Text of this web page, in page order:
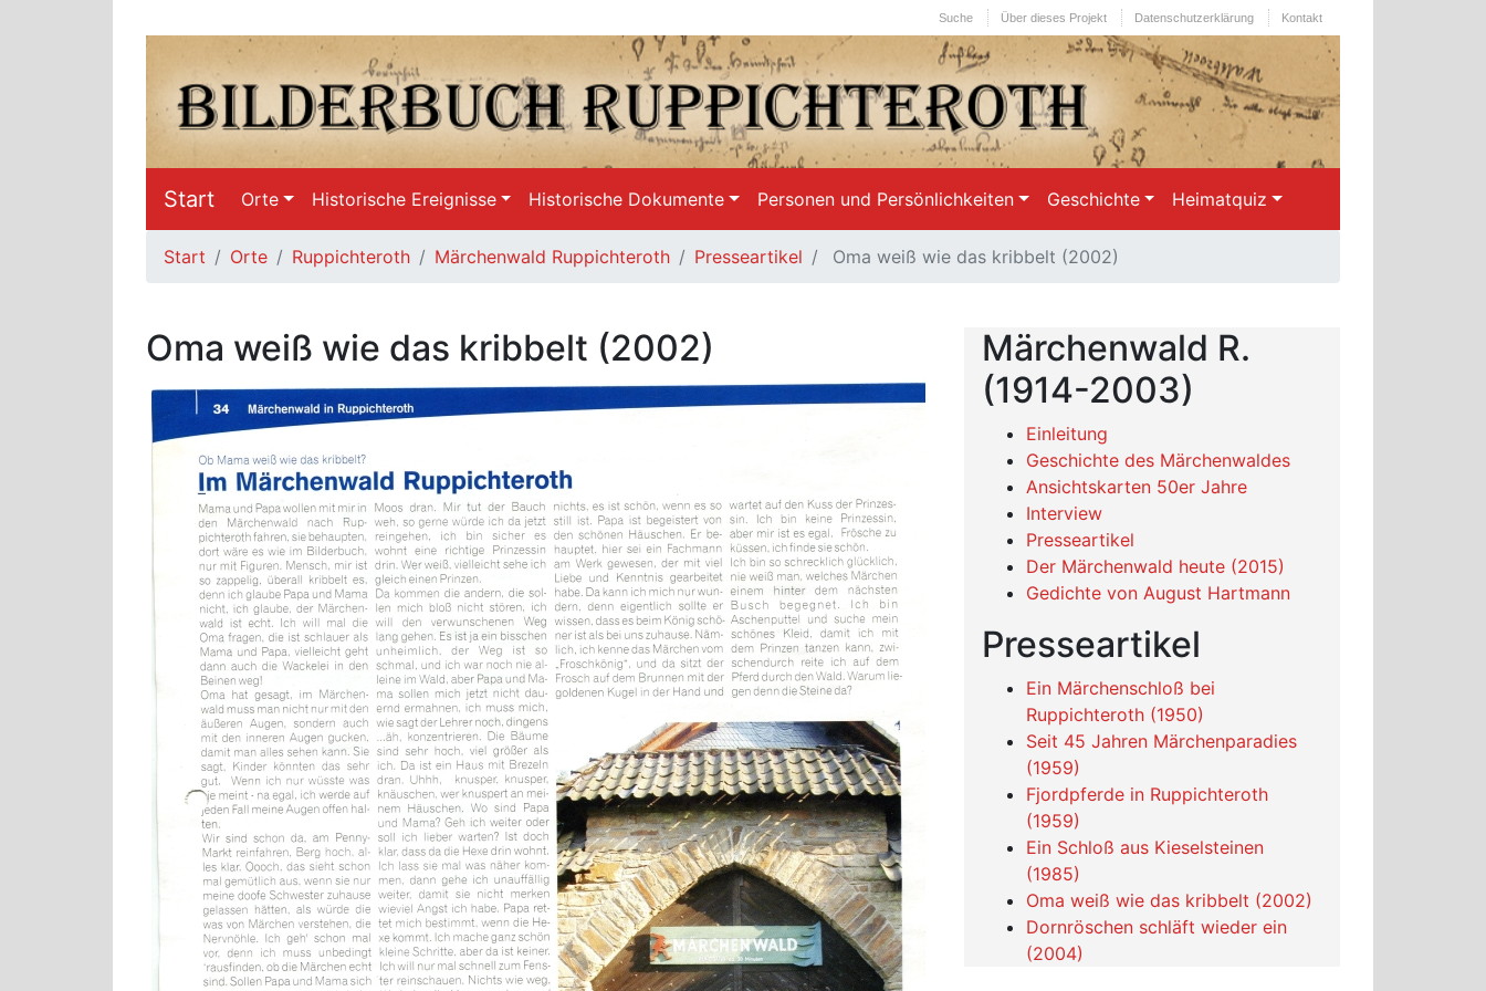
Kontakt
Datenschutzerklärung
Über dieses Projekt
Suche
Start Orte Historische Ereignisse Historische Dokumente Personen und Persönlichkeiten Geschichte Heimatquiz
Start Orte Ruppichteroth Märchenwald Ruppichteroth Presseartikel Oma weiß wie das kribbelt (2002)
Oma weiß wie das kribbelt (2002)
Märchenwald R.
(1914-2003)
Einleitung
Geschichte des Märchenwaldes
Ansichtskarten 50er Jahre
Interview
Presseartikel
Der Märchenwald heute (2015)
Gedichte von August Hartmann
Presseartikel
Ein Märchenschloß bei
Ruppichteroth (1950)
Seit 45 Jahren Märchenparadies
(1959)
Fjordpferde in Ruppichteroth
(1959)
Ein Schloß aus Kieselsteinen
(1985)
Oma weiß wie das kribbelt (2002)
Dornröschen schläft wieder ein
(2004)